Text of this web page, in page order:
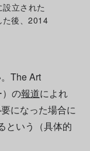
立された
た後、2014
The Art
の報道によれ
になった場合に
という（具体的